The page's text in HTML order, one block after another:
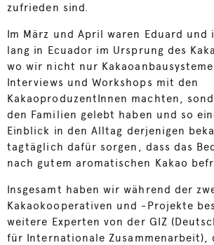
zufrieden sind.
Im März und April waren Eduard und
lang in Ecuador im Ursprung des
wo wir nicht nur
Interviews und Workshops mit den
KakaoproduzentInnen machten,
den Familien gelebt haben und so
Einblick in den Alltag derjenigen
tagtäglich dafür sorgen, dass das
nach gutem aromatischen Kakao
Insgesamt haben wir während der
Kakaokooperativen und -Projekte
weitere Experten von der GIZ
für Internationale Zusammenarbeit),